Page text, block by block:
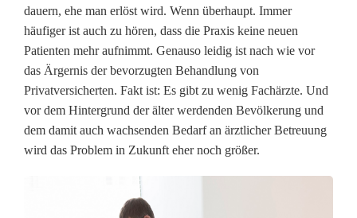
e
m
F
c
dauern, ehe man erlöst wird. Wenn überhaupt. Immer
häufiger ist auch zu hören, dass die Praxis keine neuen
Patienten mehr aufnimmt. Genauso leidig ist nach wie vor
das Ärgernis der bevorzugten Behandlung von
Privatversicherten. Fakt ist: Es gibt zu wenig Fachärzte. Und
vor dem Hintergrund der älter werdenden Bevölkerung und
dem damit auch wachsenden Bedarf an ärztlicher Betreuung
wird das Problem in Zukunft eher noch größer.